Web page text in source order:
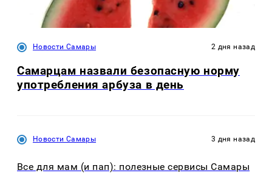
Новости Самары 2 дня назад
Самарцам назвали безопасную норму
употребления арбуза в день
Новости Самары 3 дня назад
Все для мам (и пап): полезные сервисы Самары